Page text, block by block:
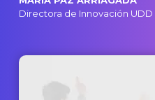
Directora de Innovación UDD